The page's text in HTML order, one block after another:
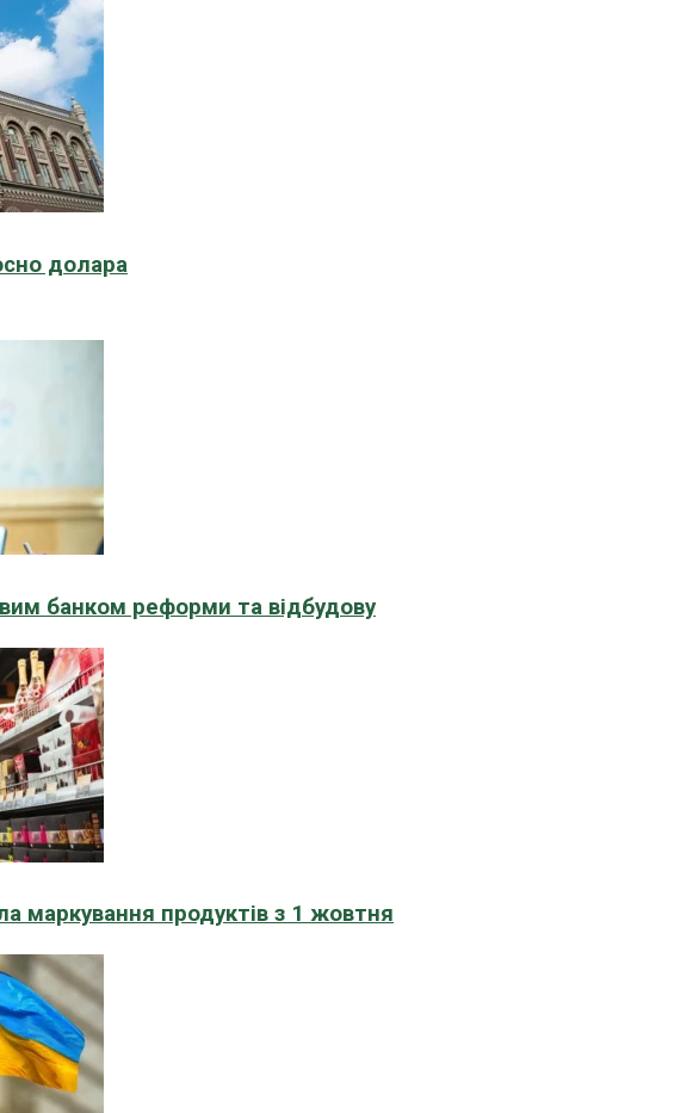
долара
банком реформи та відбудову
маркування продуктів з 1 жовтня